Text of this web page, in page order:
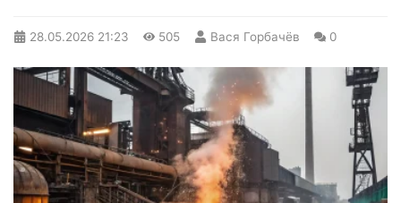
28.05.2026 21:23 505 Вася Горбачёв 0